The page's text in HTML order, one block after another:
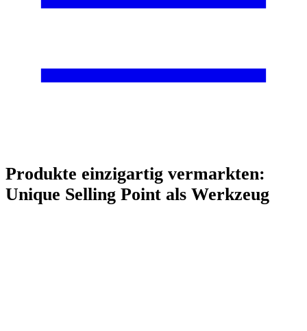
Produkte einzigartig vermarkten:
Unique Selling Point als Werkzeug